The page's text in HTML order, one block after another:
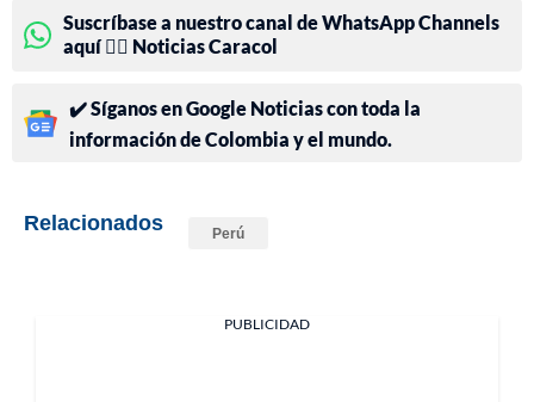
Suscríbase a nuestro canal de WhatsApp Channels
aquí 👉🏻 Noticias Caracol
✔️ Síganos en Google Noticias con toda la
información de Colombia y el mundo.
Relacionados Perú
PUBLICIDAD